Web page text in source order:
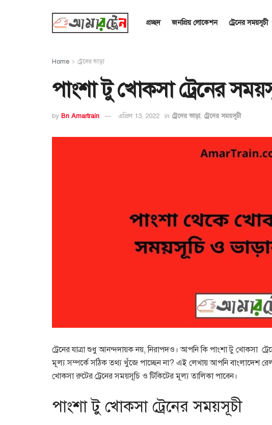
প্রচ্ছদ জনপ্রিয় লোকেশন ট্রেনের সময়সূচী
Home ট্রেনের ভাড়া
পাংশা টু খোকসা ট্রেনের
by Bn Amartrain এপ্রিল 13, 2022 in ট্রেনের ভাড়া, ট্রেনের সময়সূচী
ট্রেনের যাত্রা শুধু আনন্দদায়ক নয়, নিরাপদও। আপনি কি পাংশা টু খোকসা
মূল্য সম্পর্কে সঠিক তথ্য খুঁজে পাচ্ছেন না? এই লেখায় আপনি বাংলাদেশ
খোকসা রুটের ট্রেনের সময়সূচি ও টিকিটের মূল্য তালিকা পাবেন।
পাংশা টু খোকসা ট্রেনের সময়সূচী